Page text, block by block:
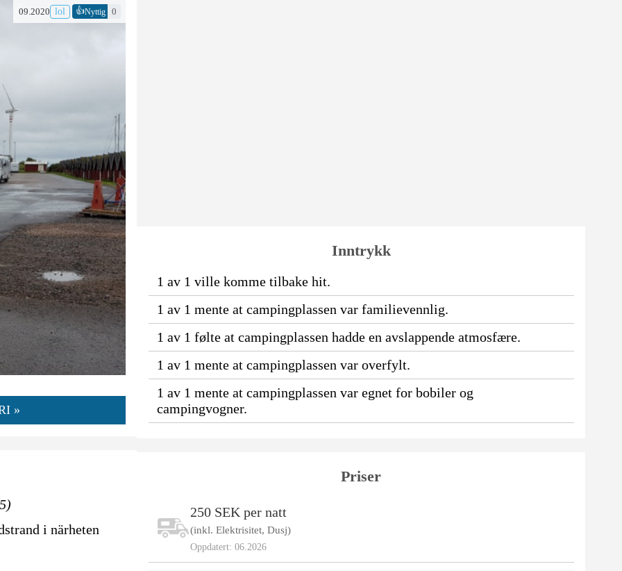
09.2020 lol 👍Nyttig 0
»
i närheten
Inntrykk
1 av 1 ville komme tilbake hit.
1 av 1 mente at campingplassen var familievennlig.
1 av 1 følte at campingplassen hadde en avslappende atmosfære.
1 av 1 mente at campingplassen var overfylt.
1 av 1 mente at campingplassen var egnet for bobiler og
campingvogner.
Priser
250 SEK per natt
(inkl. Elektrisitet, Dusj)
Oppdatert: 06.2026